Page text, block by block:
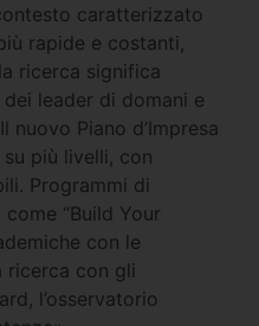
caratterizzato
rapide e costanti,
ricerca significa
leader di domani e
nuovo Piano d’Impresa
più livelli, con
Programmi di
“Build Your
con le
ricerca con gli
l’osservatorio